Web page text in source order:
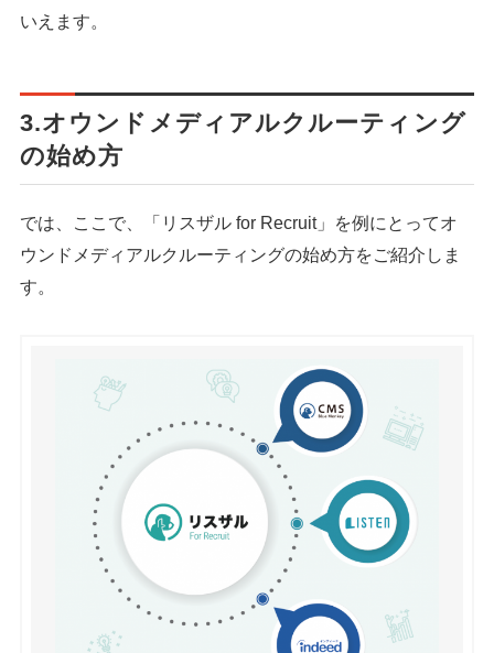
いえます。
3.オウンドメディアルクルーティング
の始め方
では、ここで、「リスザル for Recruit」を例にとってオ
ウンドメディアルクルーティングの始め方をご紹介しま
す。